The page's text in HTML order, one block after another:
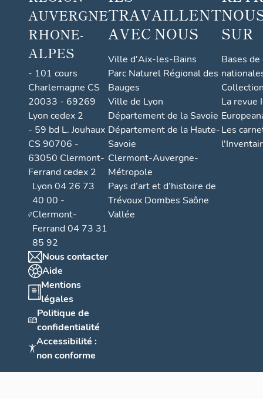
AUVERGNE
RHONE-
ALPES
- 101 cours
Charlemagne CS
20033 - 69269
Lyon cedex 2
- 59 bd L. Jouhaux
CS 90706 -
63050 Clermont-
Ferrand cedex 2
Lyon 04 26 73
40 00 -
Clermont-
Ferrand 04 73 31
85 92
Nous contacter
Aide
Mentions
légales
Politique de
confidentialité
Accessibilité :
non conforme
TRAVAILLENT
AVEC NOUS
Ville d'Aix-les-Bains
Parc Naturel Régional des
Bauges
Ville de Lyon
Département de la Savoie
Département de la Haute-
Savoie
Clermont-Auvergne-
Métropole
Pays d’art et d’histoire de
Trévoux Dombes Saône
Vallée
SUR
Bases
La revue
Les